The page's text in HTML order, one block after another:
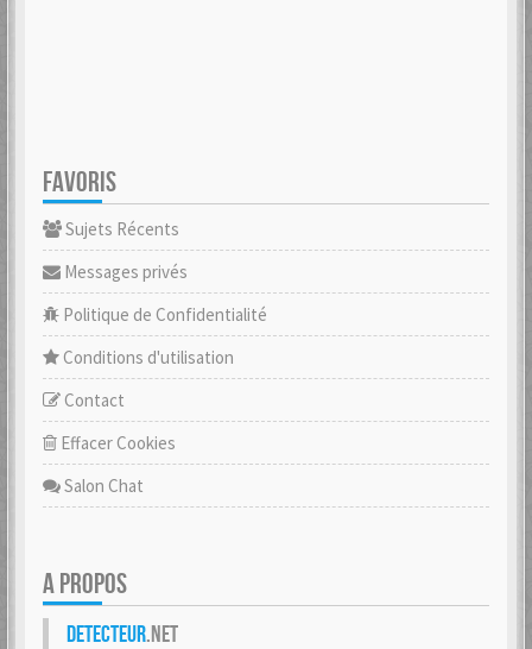
FAVORIS
Sujets Récents
Messages privés
Politique de Confidentialité
Conditions d'utilisation
Contact
Effacer Cookies
Salon Chat
A PROPOS
Detecteur.net